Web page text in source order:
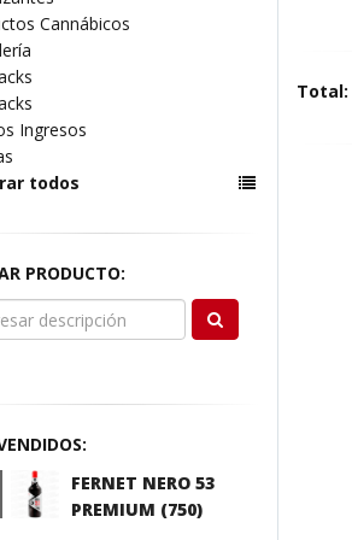
Cannábicos
Ingresos
todos
PRODUCTO:
FERNET NERO 53
PREMIUM (750)
Total: